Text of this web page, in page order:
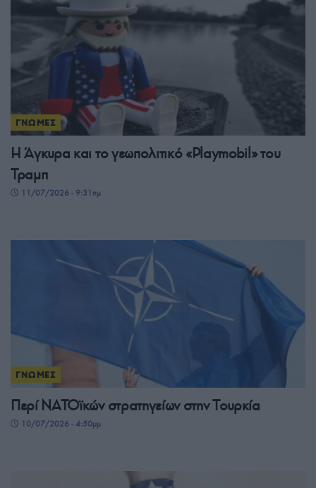
ΓΝΩΜΕΣ
Η Άγκυρα και το γεωπολιτικό «Playmobil» του
Τραμπ
11/07/2026 - 9:31πμ
ΓΝΩΜΕΣ
Περί ΝΑΤΟϊκών στρατηγείων στην Τουρκία
10/07/2026 - 4:50μμ